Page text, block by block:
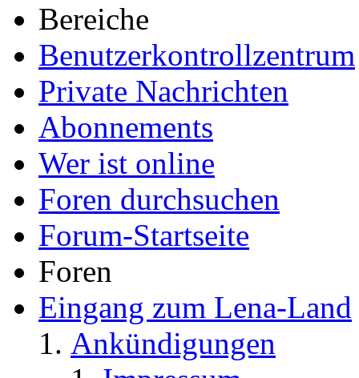
Bereiche
Benutzerkontrollzentrum
Private Nachrichten
Abonnements
Wer ist online
Foren durchsuchen
Forum-Startseite
Foren
Eingang zum Lena-Land
Ankündigungen